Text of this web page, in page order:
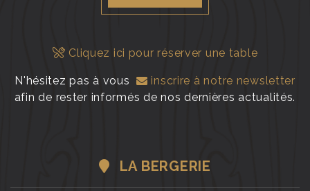
Cliquez ici pour réserver une table
N'hésitez pas à vous
inscrire à notre newsletter
afin de rester informés de nos dernières actualités.
LA BERGERIE